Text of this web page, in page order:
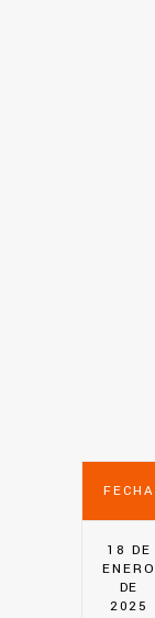
FECHA
18 DE
ENERO
DE
2025